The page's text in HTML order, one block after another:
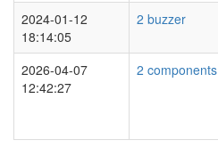
2024-01-12
18:14:05
2 buzzer
2026-04-07
12:42:27
2 components